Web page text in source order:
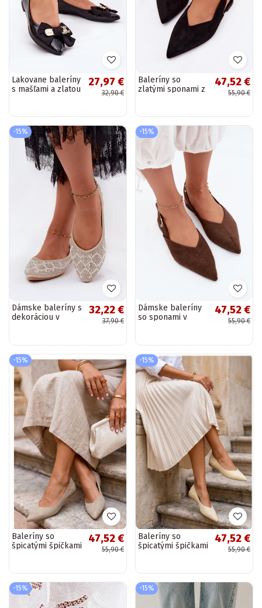
Lakovane baleríny
s mašľami a zlatou
27,97 €
32,90 €
Baleríny so
zlatými sponami z
47,52 €
55,90 €
-15%
Dámske baleríny s
dekoráciou v
32,22 €
37,90 €
-15%
Dámske baleríny
so sponami v
47,52 €
55,90 €
-15%
Baleríny so
špicatými špičkami
47,52 €
55,90 €
-15%
Baleríny so
špicatými špičkami
47,52 €
55,90 €
-15% -15%